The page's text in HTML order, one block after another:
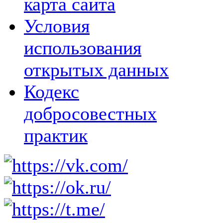
Условия
использования
открытых данных
Кодекс
добросовестных
практик